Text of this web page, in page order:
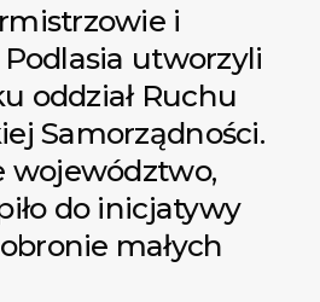
i
utworzyli
oddział Ruchu
Samorządności.
województwo,
do inicjatywy
małych